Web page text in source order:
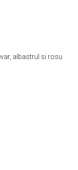
albastrul si rosu